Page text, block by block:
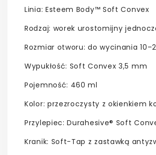
Linia: Esteem Body™ Soft Convex
Rodzaj: worek urostomijny
Rozmiar otworu: do wycinania
Wypukłość: Soft Convex 3,5 mm
Pojemność: 460 ml
Kolor: przezroczysty z okienkiem
Przylepiec: Durahesive® Soft
Kranik: Soft-Tap z zastawką